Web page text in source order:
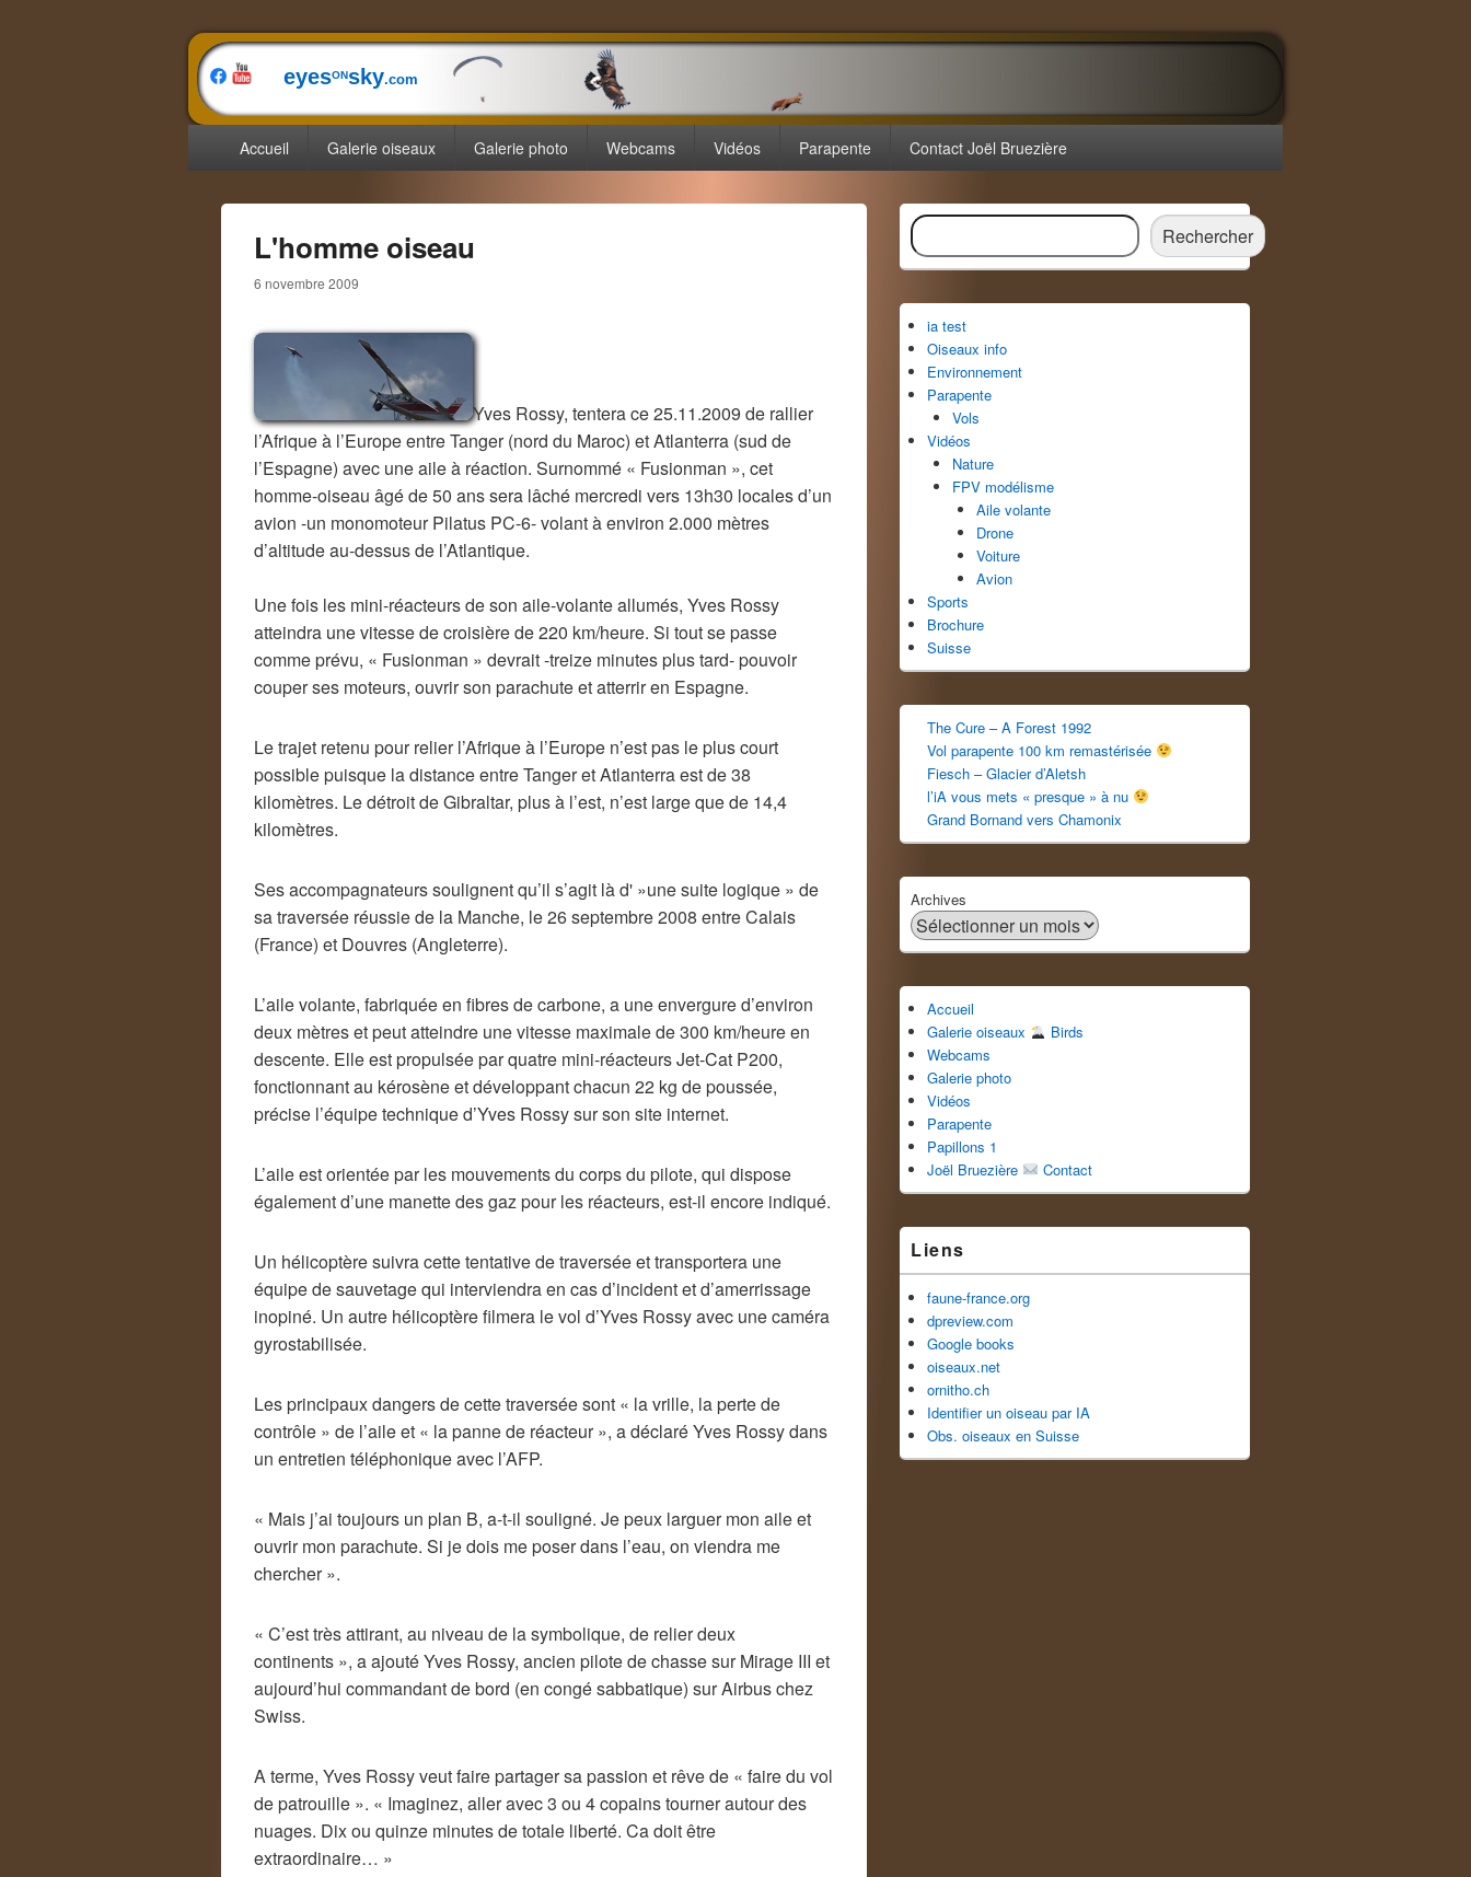
eyesONsky.com
principalAccueil Galerie oiseaux Galerie photo Webcams Vidéos Parapente Contact Joël Bruezière
L'homme oiseau
6 novembre 2009
Yves Rossy, tentera ce 25.11.2009 de rallier
l’Afrique à l’Europe entre Tanger (nord du Maroc) et Atlanterra (sud de
l’Espagne) avec une aile à réaction. Surnommé « Fusionman », cet
homme-oiseau âgé de 50 ans sera lâché mercredi vers 13h30 locales d’un
avion -un monomoteur Pilatus PC-6- volant à environ 2.000 mètres
d’altitude au-dessus de l’Atlantique.
Une fois les mini-réacteurs de son aile-volante allumés, Yves Rossy
atteindra une vitesse de croisière de 220 km/heure. Si tout se passe
comme prévu, « Fusionman » devrait -treize minutes plus tard- pouvoir
couper ses moteurs, ouvrir son parachute et atterrir en Espagne.
Le trajet retenu pour relier l’Afrique à l’Europe n’est pas le plus court
possible puisque la distance entre Tanger et Atlanterra est de 38
kilomètres. Le détroit de Gibraltar, plus à l’est, n’est large que de 14,4
kilomètres.
Ses accompagnateurs soulignent qu’il s’agit là d' »une suite logique » de
sa traversée réussie de la Manche, le 26 septembre 2008 entre Calais
(France) et Douvres (Angleterre).
L’aile volante, fabriquée en fibres de carbone, a une envergure d’environ
deux mètres et peut atteindre une vitesse maximale de 300 km/heure en
descente. Elle est propulsée par quatre mini-réacteurs Jet-Cat P200,
fonctionnant au kérosène et développant chacun 22 kg de poussée,
précise l’équipe technique d’Yves Rossy sur son site internet.
L’aile est orientée par les mouvements du corps du pilote, qui dispose
également d’une manette des gaz pour les réacteurs, est-il encore indiqué.
Un hélicoptère suivra cette tentative de traversée et transportera une
équipe de sauvetage qui interviendra en cas d’incident et d’amerrissage
inopiné. Un autre hélicoptère filmera le vol d’Yves Rossy avec une caméra
gyrostabilisée.
Les principaux dangers de cette traversée sont « la vrille, la perte de
contrôle » de l’aile et « la panne de réacteur », a déclaré Yves Rossy dans
un entretien téléphonique avec l’AFP.
« Mais j’ai toujours un plan B, a-t-il souligné. Je peux larguer mon aile et
ouvrir mon parachute. Si je dois me poser dans l’eau, on viendra me
chercher ».
« C’est très attirant, au niveau de la symbolique, de relier deux
continents », a ajouté Yves Rossy, ancien pilote de chasse sur Mirage III et
aujourd’hui commandant de bord (en congé sabbatique) sur Airbus chez
Swiss.
A terme, Yves Rossy veut faire partager sa passion et rêve de « faire du vol
de patrouille ». « Imaginez, aller avec 3 ou 4 copains tourner autour des
nuages. Dix ou quinze minutes de totale liberté. Ca doit être
extraordinaire… »
Zone
principale
de
widget
la
barre
latérale
Rechercher Rechercher
ia test
Oiseaux info
Environnement
Parapente
Vols
Vidéos
Nature
FPV modélisme
Aile volante
Drone
Voiture
Avion
Sports
Brochure
Suisse
The Cure – A Forest 1992
Vol parapente 100 km remastérisée
Fiesch – Glacier d’Aletsh
l’iA vous mets « presque » à nu
Grand Bornand vers Chamonix
Archives
Accueil
Galerie oiseaux
Birds
Webcams
Galerie photo
Vidéos
Parapente
Papillons 1
Joël Bruezière
Contact
Liens
faune-france.org
dpreview.com
Google books
oiseaux.net
ornitho.ch
Identifier un oiseau par IA
Obs. oiseaux en Suisse